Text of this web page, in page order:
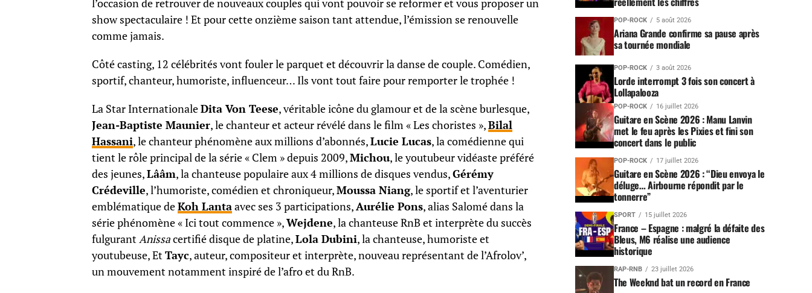
l’occasion de retrouver de nouveaux couples qui vont pouvoir se reformer et vous proposer un
show spectaculaire ! Et pour cette onzième saison tant attendue, l’émission se renouvelle
comme jamais.
Côté casting, 12 célébrités vont fouler le parquet et découvrir la danse de couple. Comédien,
sportif, chanteur, humoriste, influenceur… Ils vont tout faire pour remporter le trophée !
La Star InternationaleDita Von Teese, véritable icône du glamour et de la scène burlesque,
Jean-Baptiste Maunier, le chanteur et acteur révélé dans le film « Les choristes »,Bilal
Hassani, le chanteur phénomène aux millions d’abonnés,Lucie Lucas, la comédienne qui
tient le rôle principal de la série « Clem » depuis 2009,Michou, le youtubeur vidéaste préféré
des jeunes,Lââm, la chanteuse populaire aux 4 millions de disques vendus,Gérémy
Crédeville, l’humoriste, comédien et chroniqueur,Moussa Niang, le sportif et l’aventurier
emblématique deKoh Lantaavec ses 3 participations,Aurélie Pons, alias Salomé dans la
série phénomène « Ici tout commence »,Wejdene, la chanteuse RnB et interprète du succès
fulgurantAnissacertifié disque de platine,Lola Dubini, la chanteuse, humoriste et
youtubeuse, EtTayc, auteur, compositeur et interprète, nouveau représentant de l’Afrolov’,
un mouvement notamment inspiré de l’afro et du RnB.
POP-ROCK 5 août 2026
Ariana Grande confirme sa pause après
sa tournée mondiale
POP-ROCK 3 août 2026
Lorde interrompt 3 fois son concert à
Lollapalooza
POP-ROCK 16 juillet 2026
Guitare en Scène 2026 : Manu Lanvin
met le feu après les Pixies et fini son
concert dans le public
POP-ROCK 17 juillet 2026
Guitare en Scène 2026 : “Dieu envoya le
déluge… Airbourne répondit par le
tonnerre”
SPORT 15 juillet 2026
France – Espagne : malgré la défaite des
Bleus, M6 réalise une audience
historique
RAP-RNB 23 juillet 2026
The Weeknd bat un record en France